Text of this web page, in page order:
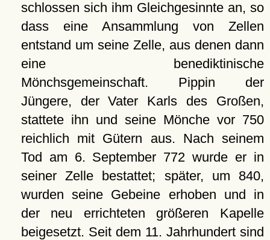
schlossen sich ihm Gleichgesinnte an, so
dass eine Ansammlung von Zellen
entstand um seine Zelle, aus denen dann
eine benediktinische
Mönchsgemeinschaft. Pippin der
Jüngere, der Vater Karls des Großen,
stattete ihn und seine Mönche vor 750
reichlich mit Gütern aus. Nach seinem
Tod am 6. September 772 wurde er in
seiner Zelle bestattet; später, um 840,
wurden seine Gebeine erhoben und in
der neu errichteten größeren Kapelle
beigesetzt. Seit dem 11. Jahrhundert sind